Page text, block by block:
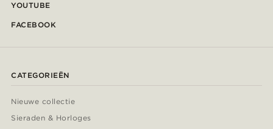
YOUTUBE
FACEBOOK
CATEGORIEËN
Nieuwe collectie
Sieraden & Horloges